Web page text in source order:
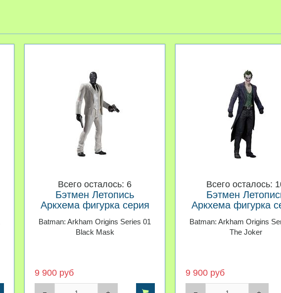
Всего осталось: 6
Бэтмен Летопись
Аркхема фигурка серия
Batman: Arkham Origins Series 01
Black Mask
9 900 руб
Всего осталось:
Бэтмен
Аркхема фигурка
Batman: Arkham Origins
The Joker
9 900 руб